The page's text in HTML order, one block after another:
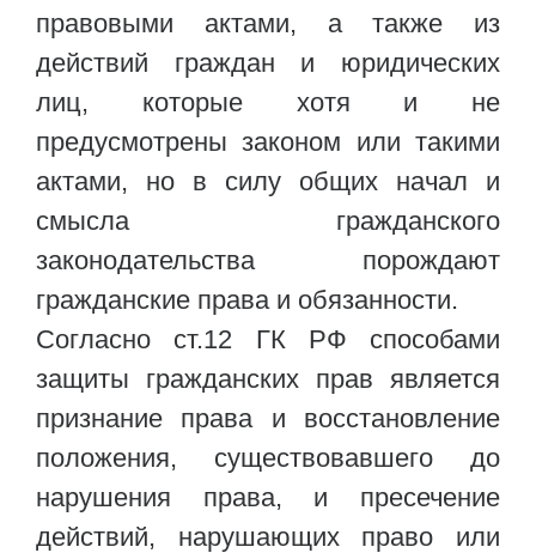
правовыми актами, а также из
действий граждан и юридических
лиц, которые хотя и не
предусмотрены законом или такими
актами, но в силу общих начал и
смысла гражданского
законодательства порождают
гражданские права и обязанности.
Согласно ст.12 ГК РФ способами
защиты гражданских прав является
признание права и восстановление
положения, существовавшего до
нарушения права, и пресечение
действий, нарушающих право или